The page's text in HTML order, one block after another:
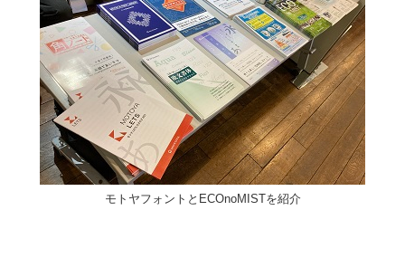
モトヤフォントとECOnoMISTを紹介